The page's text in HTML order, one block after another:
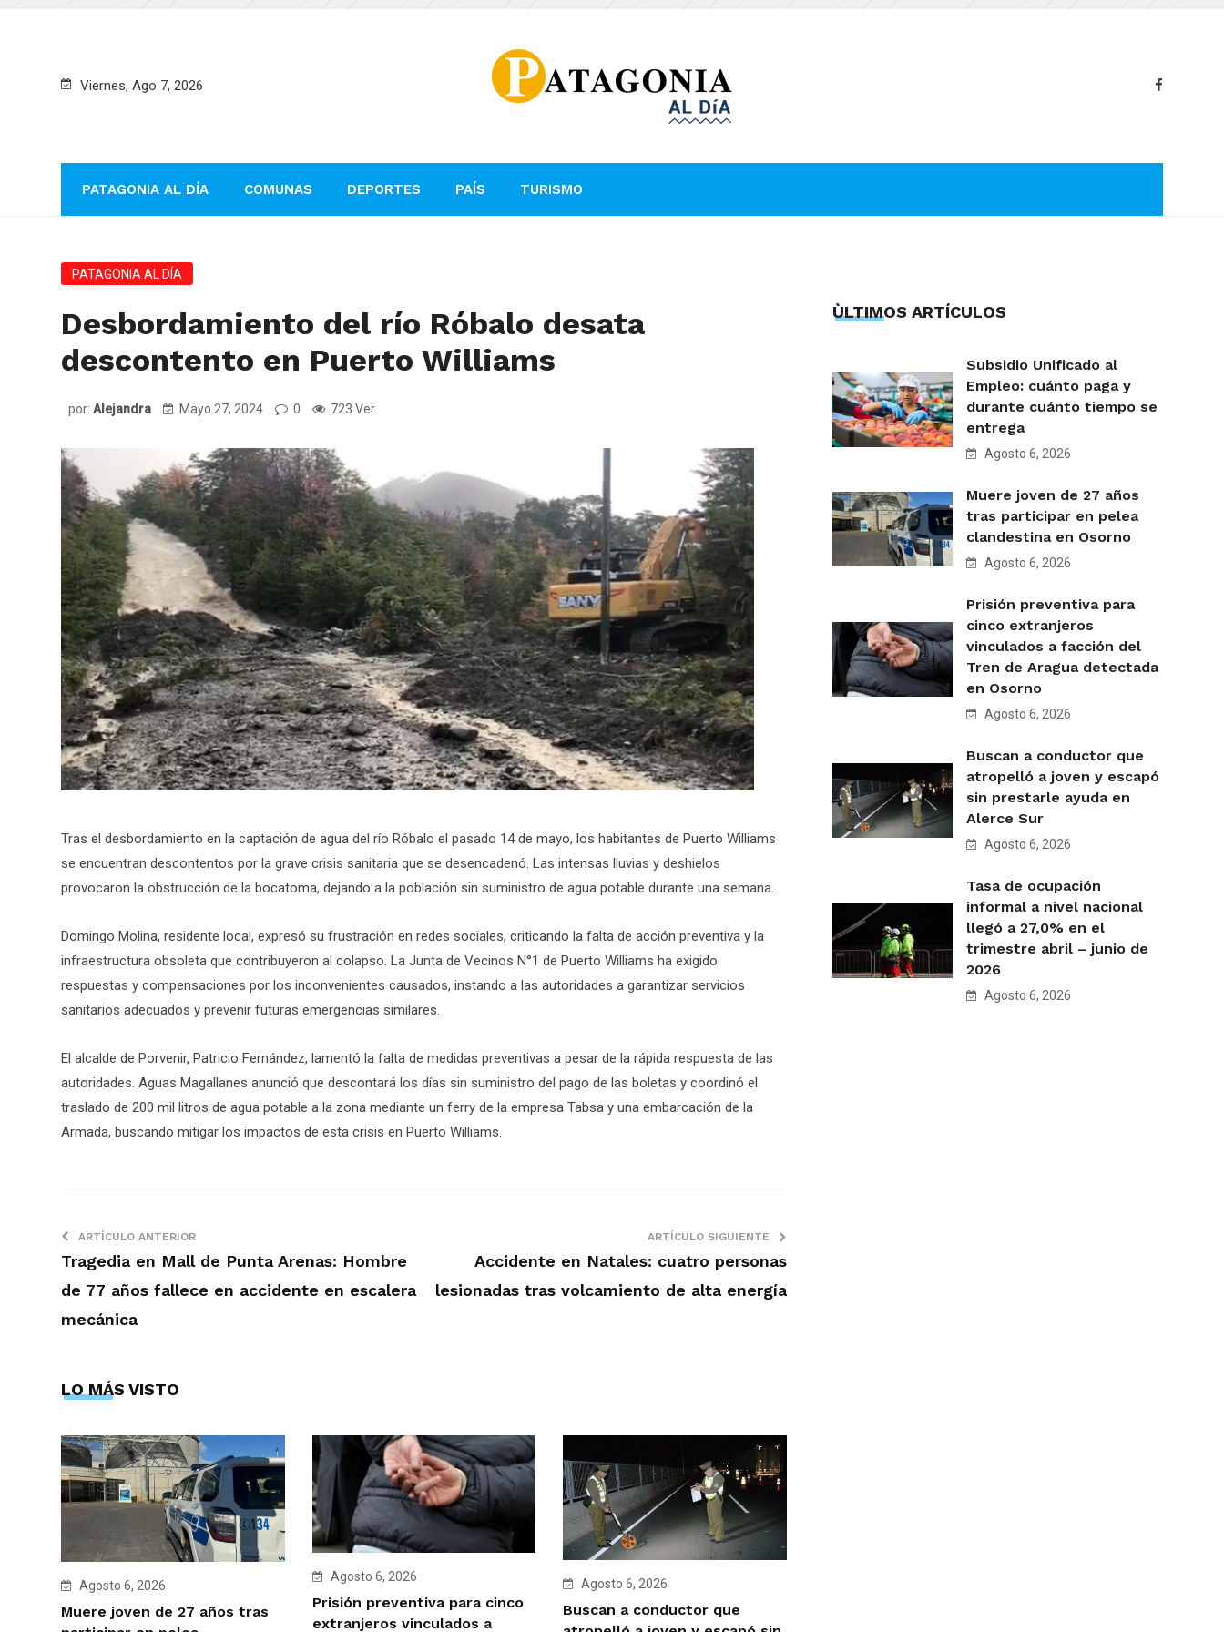
Viernes, Ago 7, 2026
PATAGONIA AL DÍA COMUNAS DEPORTES PAÍS TURISMO
PATAGONIA AL DÍA
Desbordamiento del río Róbalo desata
descontento en Puerto Williams
por: Alejandra Mayo 27, 2024 0 723 Ver
Tras el desbordamiento en la captación de agua del río Róbalo el pasado 14 de mayo, los habitantes de Puerto Williams
se encuentran descontentos por la grave crisis sanitaria que se desencadenó. Las intensas lluvias y deshielos
provocaron la obstrucción de la bocatoma, dejando a la población sin suministro de agua potable durante una semana.
Domingo Molina, residente local, expresó su frustración en redes sociales, criticando la falta de acción preventiva y la
infraestructura obsoleta que contribuyeron al colapso. La Junta de Vecinos N°1 de Puerto Williams ha exigido
respuestas y compensaciones por los inconvenientes causados, instando a las autoridades a garantizar servicios
sanitarios adecuados y prevenir futuras emergencias similares.
El alcalde de Porvenir, Patricio Fernández, lamentó la falta de medidas preventivas a pesar de la rápida respuesta de las
autoridades. Aguas Magallanes anunció que descontará los días sin suministro del pago de las boletas y coordinó el
traslado de 200 mil litros de agua potable a la zona mediante un ferry de la empresa Tabsa y una embarcación de la
Armada, buscando mitigar los impactos de esta crisis en Puerto Williams.
ARTÍCULO ANTERIOR
Tragedia en Mall de Punta Arenas: Hombre
de 77 años fallece en accidente en escalera
mecánica
ARTÍCULO SIGUIENTE
Accidente en Natales: cuatro personas
lesionadas tras volcamiento de alta energía
LO MÁS VISTO
Agosto 6, 2026
Muere joven de 27 años tras
Agosto 6, 2026
Prisión preventiva para cinco
extranjeros vinculados a
Agosto 6, 2026
Buscan a conductor que
ÙLTIMOS ARTÍCULOS
Subsidio Unificado al
Empleo: cuánto paga y
durante cuánto tiempo se
entrega
Agosto 6, 2026
Muere joven de 27 años
tras participar en pelea
clandestina en Osorno
Agosto 6, 2026
Prisión preventiva para
cinco extranjeros
vinculados a facción del
Tren de Aragua detectada
en Osorno
Agosto 6, 2026
Buscan a conductor que
atropelló a joven y escapó
sin prestarle ayuda en
Alerce Sur
Agosto 6, 2026
Tasa de ocupación
informal a nivel nacional
llegó a 27,0% en el
trimestre abril – junio de
2026
Agosto 6, 2026